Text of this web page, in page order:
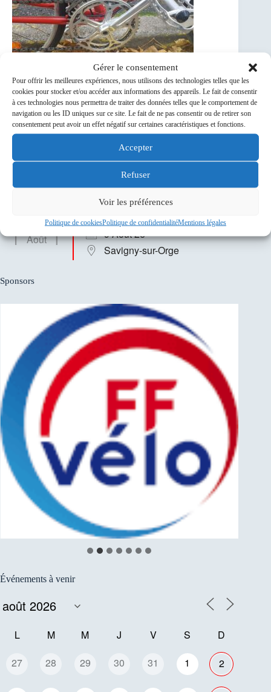
Gérer le consentement
Pour offrir les meilleures expériences, nous utilisons des technologies telles que les
cookies pour stocker et/ou accéder aux informations des appareils. Le fait de consentir
à ces technologies nous permettra de traiter des données telles que le comportement de
navigation ou les ID uniques sur ce site. Le fait de ne pas consentir ou de retirer son
consentement peut avoir un effet négatif sur certaines caractéristiques et fonctions.
Accepter
Refuser
Voir les préférences
Politique de cookiesPolitique de confidentialitéMentions légales
PRÉCÉDENT SUIVANT
résultat
09
Août
9 Août 26
Savigny-sur-Orge
Sponsors
Événements à venir
L M M J V S D
27 28 29 30 31 1 2